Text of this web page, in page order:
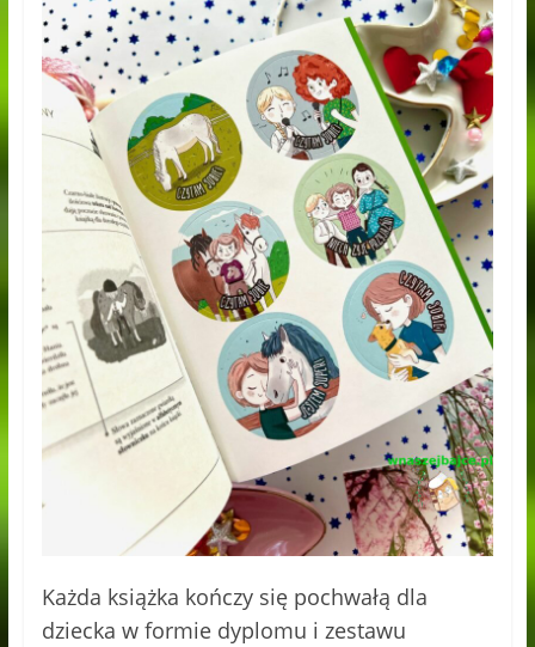
Każda książka kończy się pochwałą dla
dziecka w formie dyplomu i zestawu